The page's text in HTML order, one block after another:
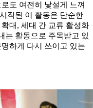
도 여전히 낯설게 느껴
작된 이 활동은 단순한
대, 세대 간 교류 활성화
는 활동으로 주목받고 있
하게 다시 쓰이고 있는